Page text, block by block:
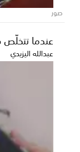
صور
عندما تتخلّص
عبدالله اليزيدي